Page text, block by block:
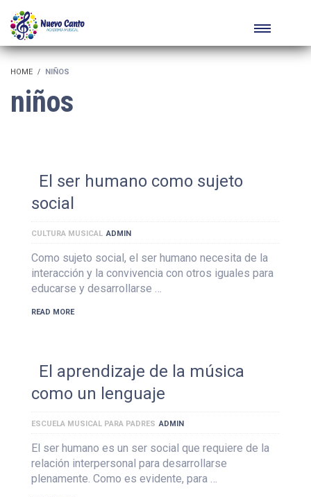
HOME NIÑOS
niños
El ser humano como sujeto
social
CULTURA MUSICAL ADMIN
Como sujeto social, el ser humano necesita de la
interacción y la convivencia con otros iguales para
educarse y desarrollarse …
READ MORE
El aprendizaje de la música
como un lenguaje
ESCUELA MUSICAL PARA PADRES ADMIN
El ser humano es un ser social que requiere de la
relación interpersonal para desarrollarse
plenamente. Como es evidente, para …